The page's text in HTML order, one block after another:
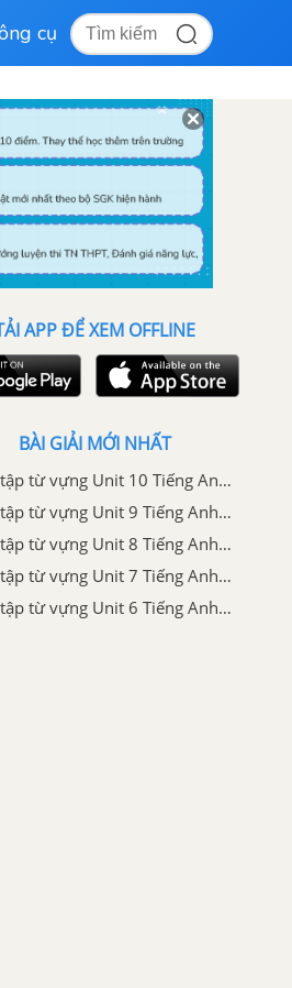
cụ
APP ĐỂ XEM OFFLINE
BÀI GIẢI MỚI NHẤT
Luyện tập từ vựng Unit 10 Tiếng Anh 11 mới
Luyện tập từ vựng Unit 9 Tiếng Anh 11 mới
Luyện tập từ vựng Unit 8 Tiếng Anh 11 mới
Luyện tập từ vựng Unit 7 Tiếng Anh 11 mới
Luyện tập từ vựng Unit 6 Tiếng Anh 11 mới